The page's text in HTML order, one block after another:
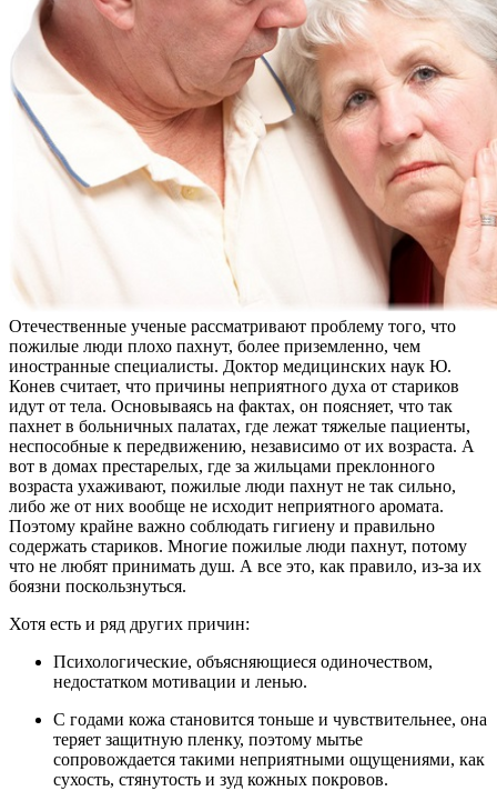
Отечественные ученые рассматривают проблему того, что
пожилые люди плохо пахнут, более приземленно, чем
иностранные специалисты. Доктор медицинских наук Ю.
Конев считает, что причины неприятного духа от стариков
идут от тела. Основываясь на фактах, он поясняет, что так
пахнет в больничных палатах, где лежат тяжелые пациенты,
неспособные к передвижению, независимо от их возраста. А
вот в домах престарелых, где за жильцами преклонного
возраста ухаживают, пожилые люди пахнут не так сильно,
либо же от них вообще не исходит неприятного аромата.
Поэтому крайне важно соблюдать гигиену и правильно
содержать стариков. Многие пожилые люди пахнут, потому
что не любят принимать душ. А все это, как правило, из-за их
боязни поскользнуться.
Хотя есть и ряд других причин:
Психологические, объясняющиеся одиночеством,
недостатком мотивации и ленью.
С годами кожа становится тоньше и чувствительнее, она
теряет защитную пленку, поэтому мытье
сопровождается такими неприятными ощущениями, как
сухость, стянутость и зуд кожных покровов.